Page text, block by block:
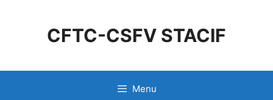
CFTC-CSFV STACIF
Menu